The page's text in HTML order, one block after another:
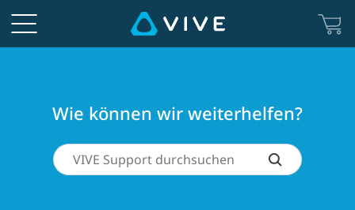
Wie können wir weiterhelfen?